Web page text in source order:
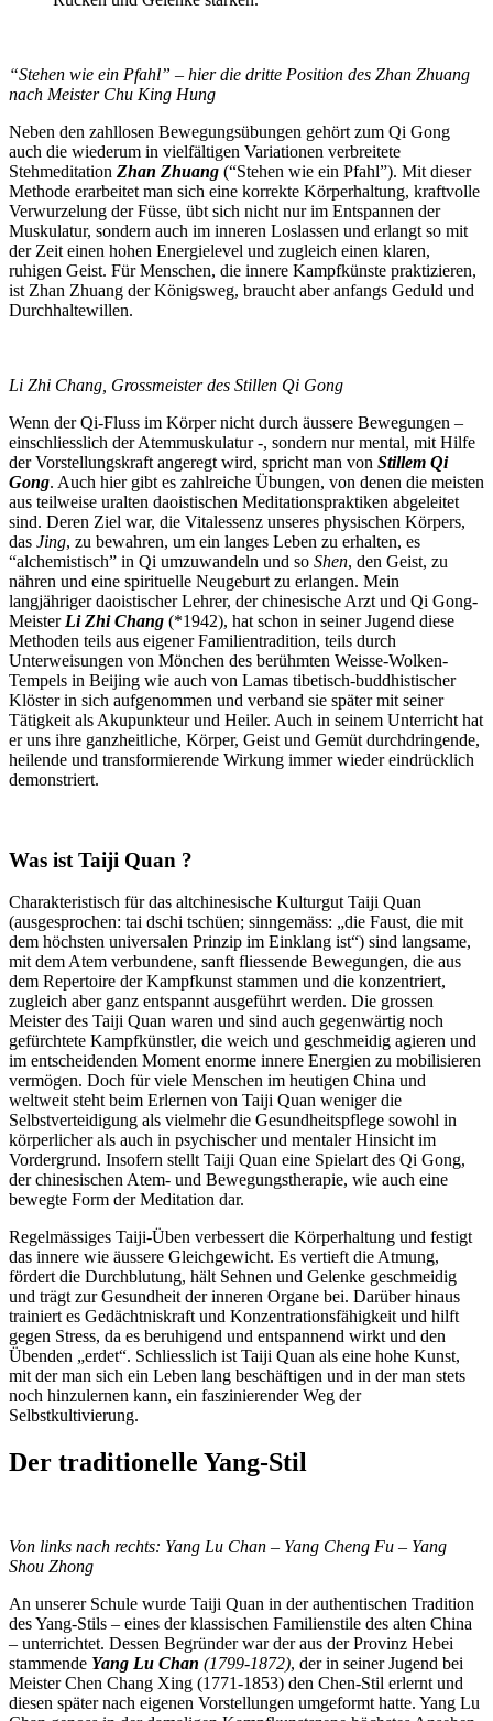
“Stehen wie ein Pfahl” – hier die dritte Position des Zhan Zhuang
nach Meister Chu King Hung
Neben den zahllosen Bewegungsübungen gehört zum Qi Gong
auch die wiederum in vielfältigen Variationen verbreitete
Stehmeditation Zhan Zhuang (“Stehen wie ein Pfahl”). Mit dieser
Methode erarbeitet man sich eine korrekte Körperhaltung, kraftvolle
Verwurzelung der Füsse, übt sich nicht nur im Entspannen der
Muskulatur, sondern auch im inneren Loslassen und erlangt so mit
der Zeit einen hohen Energielevel und zugleich einen klaren,
ruhigen Geist. Für Menschen, die innere Kampfkünste praktizieren,
ist Zhan Zhuang der Königsweg, braucht aber anfangs Geduld und
Durchhaltewillen.
Li Zhi Chang, Grossmeister des Stillen Qi Gong
Wenn der Qi-Fluss im Körper nicht durch äussere Bewegungen –
einschliesslich der Atemmuskulatur -, sondern nur mental, mit Hilfe
der Vorstellungskraft angeregt wird, spricht man von Stillem Qi
Gong. Auch hier gibt es zahlreiche Übungen, von denen die meisten
aus teilweise uralten daoistischen Meditationspraktiken abgeleitet
sind. Deren Ziel war, die Vitalessenz unseres physischen Körpers,
das Jing, zu bewahren, um ein langes Leben zu erhalten, es
“alchemistisch” in Qi umzuwandeln und so Shen, den Geist, zu
nähren und eine spirituelle Neugeburt zu erlangen. Mein
langjähriger daoistischer Lehrer, der chinesische Arzt und Qi Gong-
Meister Li Zhi Chang (*1942), hat schon in seiner Jugend diese
Methoden teils aus eigener Familientradition, teils durch
Unterweisungen von Mönchen des berühmten Weisse-Wolken-
Tempels in Beijing wie auch von Lamas tibetisch-buddhistischer
Klöster in sich aufgenommen und verband sie später mit seiner
Tätigkeit als Akupunkteur und Heiler. Auch in seinem Unterricht hat
er uns ihre ganzheitliche, Körper, Geist und Gemüt durchdringende,
heilende und transformierende Wirkung immer wieder eindrücklich
demonstriert.
Was ist Taiji Quan ?
Charakteristisch für das altchinesische Kulturgut Taiji Quan
(ausgesprochen: tai dschi tschüen; sinngemäss: „die Faust, die mit
dem höchsten universalen Prinzip im Einklang ist“) sind langsame,
mit dem Atem verbundene, sanft fliessende Bewegungen, die aus
dem Repertoire der Kampfkunst stammen und die konzentriert,
zugleich aber ganz entspannt ausgeführt werden. Die grossen
Meister des Taiji Quan waren und sind auch gegenwärtig noch
gefürchtete Kampfkünstler, die weich und geschmeidig agieren und
im entscheidenden Moment enorme innere Energien zu mobilisieren
vermögen. Doch für viele Menschen im heutigen China und
weltweit steht beim Erlernen von Taiji Quan weniger die
Selbstverteidigung als vielmehr die Gesundheitspflege sowohl in
körperlicher als auch in psychischer und mentaler Hinsicht im
Vordergrund. Insofern stellt Taiji Quan eine Spielart des Qi Gong,
der chinesischen Atem- und Bewegungstherapie, wie auch eine
bewegte Form der Meditation dar.
Regelmässiges Taiji-Üben verbessert die Körperhaltung und festigt
das innere wie äussere Gleichgewicht. Es vertieft die Atmung,
fördert die Durchblutung, hält Sehnen und Gelenke geschmeidig
und trägt zur Gesundheit der inneren Organe bei. Darüber hinaus
trainiert es Gedächtniskraft und Konzentrationsfähigkeit und hilft
gegen Stress, da es beruhigend und entspannend wirkt und den
Übenden „erdet“. Schliesslich ist Taiji Quan als eine hohe Kunst,
mit der man sich ein Leben lang beschäftigen und in der man stets
noch hinzulernen kann, ein faszinierender Weg der
Selbstkultivierung.
Der traditionelle Yang-Stil
Von links nach rechts: Yang Lu Chan – Yang Cheng Fu – Yang
Shou Zhong
An unserer Schule wurde Taiji Quan in der authentischen Tradition
des Yang-Stils – eines der klassischen Familienstile des alten China
– unterrichtet. Dessen Begründer war der aus der Provinz Hebei
stammende Yang Lu Chan (1799-1872), der in seiner Jugend bei
Meister Chen Chang Xing (1771-1853) den Chen-Stil erlernt und
diesen später nach eigenen Vorstellungen umgeformt hatte. Yang Lu